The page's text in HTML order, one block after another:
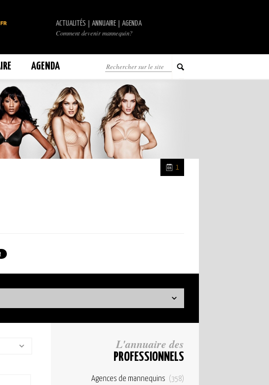
ACTUALITÉS ANNUAIRE AGENDA
Comment devenir mannequin?
AGENDA
1
L'annuaire des
PROFESSIONNELS
Agences de mannequins (358)